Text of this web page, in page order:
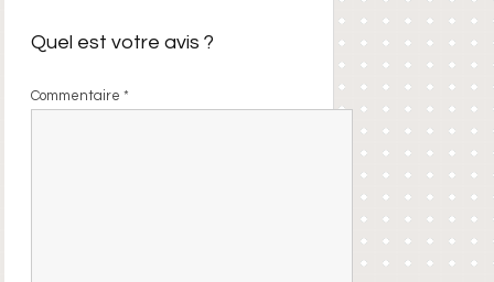
Quel est votre avis ?
Commentaire *